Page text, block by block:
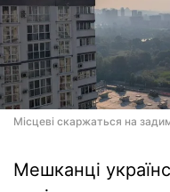
Місцеві скаржаться на
Мешканці